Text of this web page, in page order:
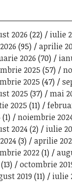
2026 (22) iulie
(95) aprilie
2026 (70)
2025 (57)
2025 (47)
2025 (37) mai
2025 (11)
(1) noiembrie
2024(2) iulie
(3) aprilie
2022(1)
(13) octombrie
2019 (11) iulie